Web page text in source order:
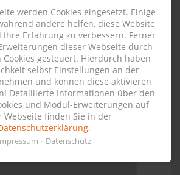
werden Cookies eingesetzt. Einige
andere helfen, diese Website
Ihre Erfahrung zu verbessern. Ferner
dieser Webseite durch
Cookies gesteuert. Hierdurch haben
selbst Einstellungen an der
und können diese aktivieren
Detaillierte Informationen über den
und Modul-Erweiterungen auf
Webseite finden Sie in der
.
Datenschutz